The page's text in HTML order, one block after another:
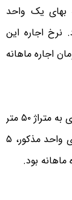
بهای یک واحد
نرخ اجاره این
ودیعه به اضافه ۱۵۰ هزار تومان اجاره ماهانه
از سوی دیگر دیروز ارزان ترین مبلغ ودیعه به واحدی به متراژ ۵۰ متر
مربع در خیابان رسالت تعلق داشت؛ زیرا اجاره بهای واحد مذکور، ۵